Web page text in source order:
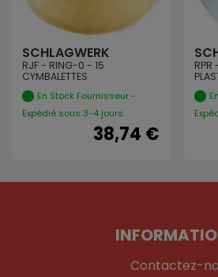
SCHLAGWERK
RJF - RING-0 - 15
CYMBALETTES
En Stock Fournisseur -
Expédié sous 3-4 jours
38,74 €
RPR
Contactez-